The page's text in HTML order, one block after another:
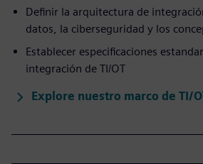
Definir la arquitectura de
datos, la ciberseguridad y los
Establecer especificaciones
integración de TI/OT
Explore nuestro marco de TI/